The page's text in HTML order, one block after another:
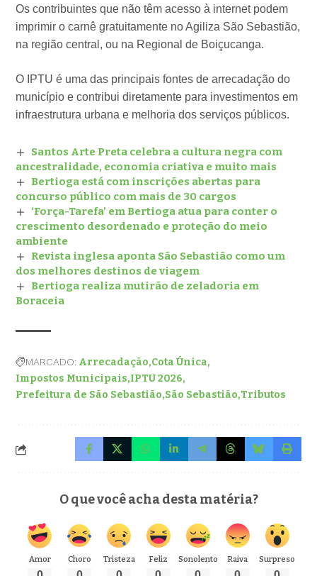
Os contribuintes que não têm acesso à internet podem
imprimir o carnê gratuitamente no Agiliza São Sebastião,
na região central, ou na Regional de Boiçucanga.
O IPTU é uma das principais fontes de arrecadação do
município e contribui diretamente para investimentos em
infraestrutura urbana e melhoria dos serviços públicos.
Santos Arte Preta celebra a cultura negra com
ancestralidade, economia criativa e muito mais
Bertioga está com inscrições abertas para
concurso público com mais de 30 cargos
‘Força-Tarefa’ em Bertioga atua para conter o
crescimento desordenado e proteção do meio
ambiente
Revista inglesa aponta São Sebastião como um
dos melhores destinos de viagem
Bertioga realiza mutirão de zeladoria em
Boraceia
MARCADO: Arrecadação Cota Única
Impostos Municipais IPTU 2026
Prefeitura de São Sebastião São Sebastião Tributos
O que você acha desta matéria?
Amor Choro Tristeza Feliz Sonolento Raiva Surpreso